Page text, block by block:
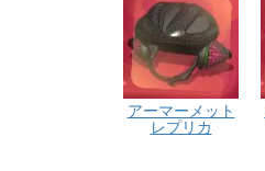
アーマーメット
レプリカ